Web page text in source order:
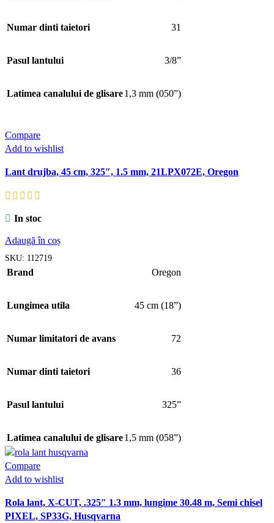
Numar dinti taietori 31
Pasul lantului 3/8”
Latimea canalului de glisare1,3 mm (050”)
Compare
Add to wishlist
Lant drujba, 45 cm, 325″, 1.5 mm, 21LPX072E, Oregon
In stoc
Adaugă în coș
SKU: 112719
Brand Oregon
Lungimea utila 45 cm (18”)
Numar limitatori de avans 72
Numar dinti taietori 36
Pasul lantului 325”
Latimea canalului de glisare1,5 mm (058”)
Compare
Add to wishlist
Rola lant, X-CUT, .325″ 1.3 mm, lungime 30.48 m, Semi chisel
PIXEL, SP33G, Husqvarna